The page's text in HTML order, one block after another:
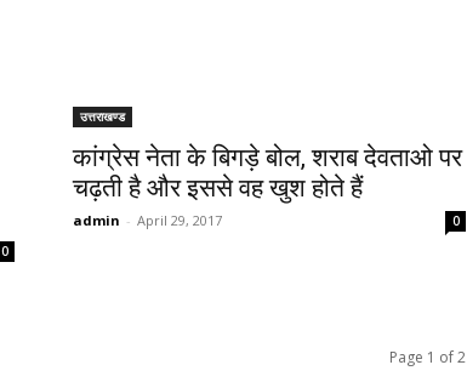
0
उत्तराखण्ड
कांग्रेस नेता के बिगड़े बोल, शराब देवताओ पर
चढ़ती है और इससे वह खुश होते हैं
admin - April 29, 2017 0
Page 1 of 2